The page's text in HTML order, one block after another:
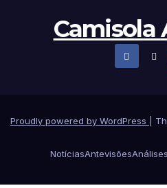
Camisola
Proudly powered by WordPress
NotíciasAntevisõesAnálises